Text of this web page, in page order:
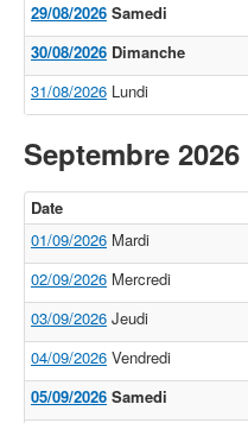
29/08/2026 Samedi
30/08/2026 Dimanche
31/08/2026 Lundi
Septembre 2026
Date
01/09/2026 Mardi
02/09/2026 Mercredi
03/09/2026 Jeudi
04/09/2026 Vendredi
05/09/2026 Samedi